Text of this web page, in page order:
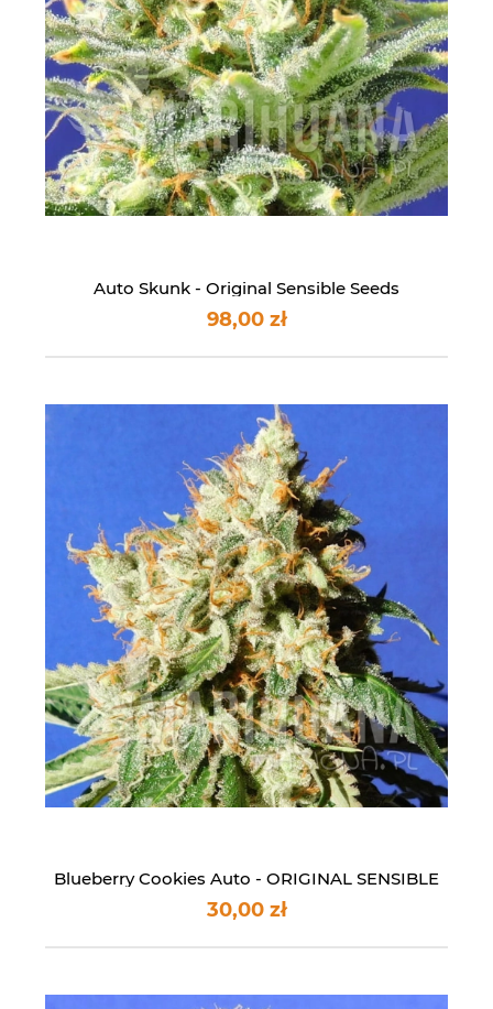
Auto Skunk - Original Sensible Seeds
98,00 zł
Blueberry Cookies Auto - ORIGINAL SENSIBLE
SEEDS
30,00 zł